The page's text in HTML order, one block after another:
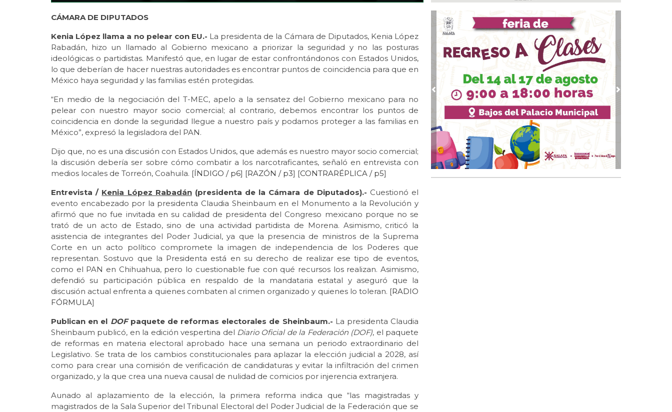
CÁMARA DE DIPUTADOS
Kenia López llama a no pelear con EU.- La presidenta de la Cámara de Diputados, Kenia López
Rabadán, hizo un llamado al Gobierno mexicano a priorizar la seguridad y no las posturas
ideológicas o partidistas. Manifestó que, en lugar de estar confrontándonos con Estados Unidos,
lo que deberían de hacer nuestras autoridades es encontrar puntos de coincidencia para que en
México haya seguridad y las familias estén protegidas.
“En medio de la negociación del T-MEC, apelo a la sensatez del Gobierno mexicano para no
pelear con nuestro mayor socio comercial; al contrario, debemos encontrar los puntos de
coincidencia en donde la seguridad llegue a nuestro país y podamos proteger a las familias en
México”, expresó la legisladora del PAN.
Dijo que, no es una discusión con Estados Unidos, que además es nuestro mayor socio comercial;
la discusión debería ser sobre cómo combatir a los narcotraficantes, señaló en entrevista con
medios locales de Torreón, Coahuila. [ÍNDIGO / p6] [RAZÓN / p3] [CONTRARÉPLICA / p5]
Entrevista / Kenia López Rabadán(presidenta de la Cámara de Diputados).- Cuestionó el
evento encabezado por la presidenta Claudia Sheinbaum en el Monumento a la Revolución y
afirmó que no fue invitada en su calidad de presidenta del Congreso mexicano porque no se
trató de un acto de Estado, sino de una actividad partidista de Morena. Asimismo, criticó la
asistencia de integrantes del Poder Judicial, ya que la presencia de ministros de la Suprema
Corte en un acto político compromete la imagen de independencia de los Poderes que
representan. Sostuvo que la Presidenta está en su derecho de realizar ese tipo de eventos,
como el PAN en Chihuahua, pero lo cuestionable fue con qué recursos los realizan. Asimismo,
defendió su participación pública en respaldo de la mandataria estatal y aseguró que la
discusión actual enfrenta a quienes combaten al crimen organizado y quienes lo toleran. [RADIO
FÓRMULA]
Publican en el DOF paquete de reformas electorales de Sheinbaum.- La presidenta Claudia
Sheinbaum publicó, en la edición vespertina del Diario Oficial de la Federación (DOF), el paquete
de reformas en materia electoral aprobado hace una semana un periodo extraordinario del
Legislativo. Se trata de los cambios constitucionales para aplazar la elección judicial a 2028, así
como para crear una comisión de verificación de candidaturas y evitar la infiltración del crimen
organizado, y la que crea una nueva causal de nulidad de comicios por injerencia extranjera.
Aunado al aplazamiento de la elección, la primera reforma indica que “las magistradas y
magistrados de la Sala Superior del Tribunal Electoral del Poder Judicial de la Federación que se
Ago 07, 2026 / 23:44
¡La fiesta comenzó! Coatzacoalcos vibra con
Manuel Turizo y Nicho Hinojosa en el Festival del
Ago 07, 2026 / 23:36
En marcha trabajos de rehabilitación en avenida
20 de Noviembre; habrá reducción a un carril
Ago 07, 2026 / 22:31
San Andrés Tuxtla alista su Festival Internacional
de Globos de Papel
Ago 07, 2026 / 20:42
Alcalde Samuel Acosta inaugura la calle
Bugambilias en El Tejar
Previous Next